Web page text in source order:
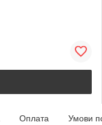
Оплата Умови